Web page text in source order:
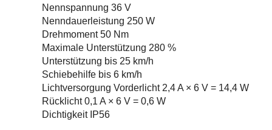
Nennspannung 36 V
Nenndauerleistung 250 W
Drehmoment 50 Nm
Maximale Unterstützung 280 %
Unterstützung bis 25 km/h
Schiebehilfe bis 6 km/h
Lichtversorgung Vorderlicht 2,4 A × 6 V = 14,4 W
Rücklicht 0,1 A × 6 V = 0,6 W
Dichtigkeit IP56